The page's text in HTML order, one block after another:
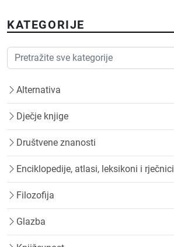
KATEGORIJE
Alternativa
Dječje knjige
Društvene znanosti
Enciklopedije, atlasi, leksikoni i rječnici
Filozofija
Glazba